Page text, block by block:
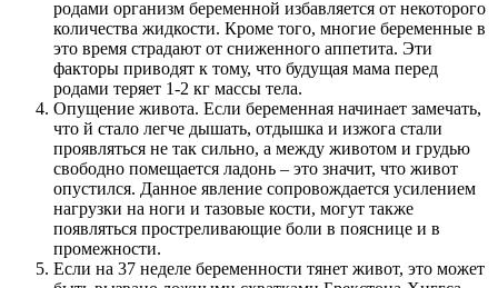
родами организм беременной избавляется от некоторого
количества жидкости. Кроме того, многие беременные в
это время страдают от сниженного аппетита. Эти
факторы приводят к тому, что будущая мама перед
родами теряет 1-2 кг массы тела.
Опущение живота. Если беременная начинает замечать,
что й стало легче дышать, отдышка и изжога стали
проявляться не так сильно, а между животом и грудью
свободно помещается ладонь – это значит, что живот
опустился. Данное явление сопровождается усилением
нагрузки на ноги и тазовые кости, могут также
появляться простреливающие боли в пояснице и в
промежности.
Если на 37 неделе беременности тянет живот, это может